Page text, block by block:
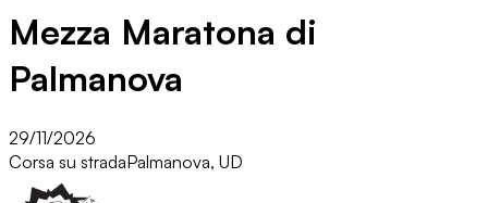
Mezza Maratona di
Palmanova
29/11/2026
Corsa su stradaPalmanova, UD